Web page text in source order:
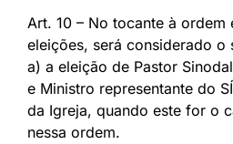
Art. 10 – No tocante à ordem
eleições, será considerado o
a) a eleição de Pastor
e Ministro representante do
da Igreja, quando este for o
nessa ordem.